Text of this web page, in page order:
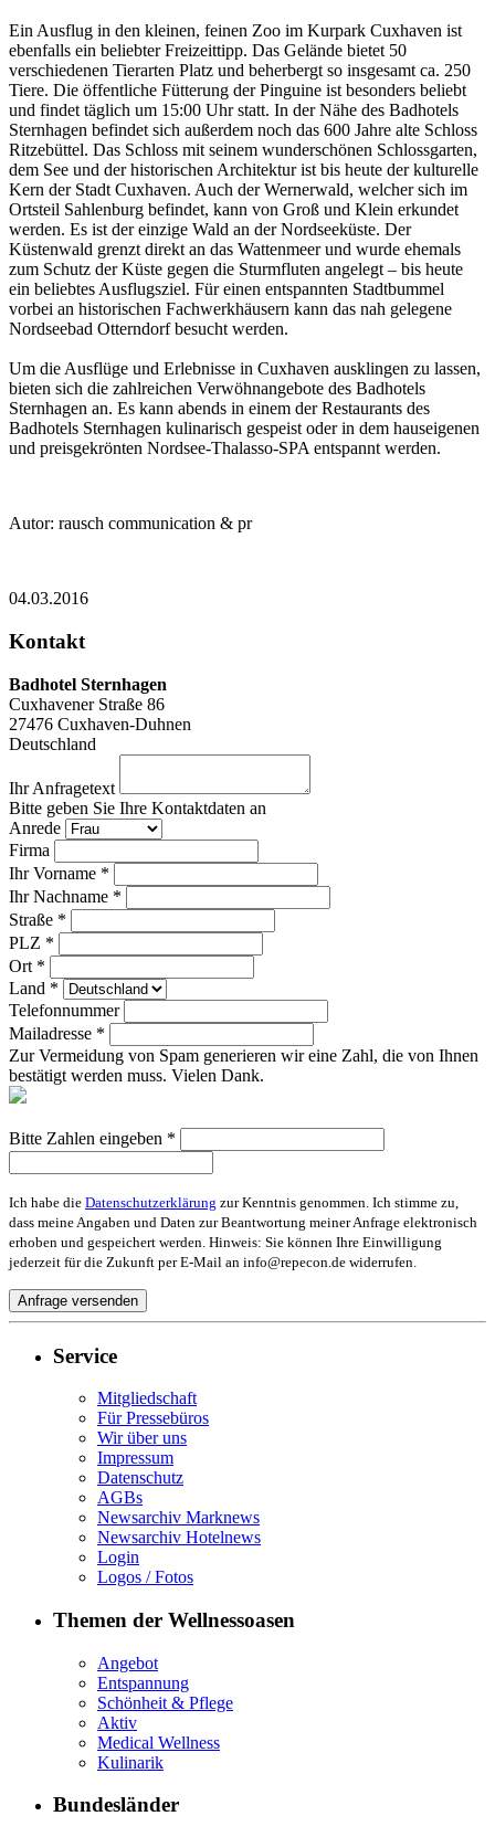
Ein Ausflug in den kleinen, feinen Zoo im Kurpark Cuxhaven ist
ebenfalls ein beliebter Freizeittipp. Das Gelände bietet 50
verschiedenen Tierarten Platz und beherbergt so insgesamt ca. 250
Tiere. Die öffentliche Fütterung der Pinguine ist besonders beliebt
und findet täglich um 15:00 Uhr statt. In der Nähe des Badhotels
Sternhagen befindet sich außerdem noch das 600 Jahre alte Schloss
Ritzebüttel. Das Schloss mit seinem wunderschönen Schlossgarten,
dem See und der historischen Architektur ist bis heute der kulturelle
Kern der Stadt Cuxhaven. Auch der Wernerwald, welcher sich im
Ortsteil Sahlenburg befindet, kann von Groß und Klein erkundet
werden. Es ist der einzige Wald an der Nordseeküste. Der
Küstenwald grenzt direkt an das Wattenmeer und wurde ehemals
zum Schutz der Küste gegen die Sturmfluten angelegt – bis heute
ein beliebtes Ausflugsziel. Für einen entspannten Stadtbummel
vorbei an historischen Fachwerkhäusern kann das nah gelegene
Nordseebad Otterndorf besucht werden.
Um die Ausflüge und Erlebnisse in Cuxhaven ausklingen zu lassen,
bieten sich die zahlreichen Verwöhnangebote des Badhotels
Sternhagen an. Es kann abends in einem der Restaurants des
Badhotels Sternhagen kulinarisch gespeist oder in dem hauseigenen
und preisgekrönten Nordsee-Thalasso-SPA entspannt werden.
Autor: rausch communication & pr
04.03.2016
Kontakt
Badhotel Sternhagen
Cuxhavener Straße 86
27476 Cuxhaven-Duhnen
Deutschland
Ihr Anfragetext
Bitte geben Sie Ihre Kontaktdaten an
Anrede
Firma
Ihr Vorname *
Ihr Nachname *
Straße *
PLZ *
Ort *
Land *
Telefonnummer
Mailadresse *
Zur Vermeidung von Spam generieren wir eine Zahl, die von Ihnen
bestätigt werden muss. Vielen Dank.
Bitte Zahlen eingeben *
Ich habe die Datenschutzerklärung zur Kenntnis genommen. Ich stimme zu,
dass meine Angaben und Daten zur Beantwortung meiner Anfrage elektronisch
erhoben und gespeichert werden. Hinweis: Sie können Ihre Einwilligung
jederzeit für die Zukunft per E-Mail an info@repecon.de widerrufen.
Service
Mitgliedschaft
Für Pressebüros
Wir über uns
Impressum
Datenschutz
AGBs
Newsarchiv Marknews
Newsarchiv Hotelnews
Login
Logos / Fotos
Themen der Wellnessoasen
Angebot
Entspannung
Schönheit & Pflege
Aktiv
Medical Wellness
Kulinarik
Bundesländer